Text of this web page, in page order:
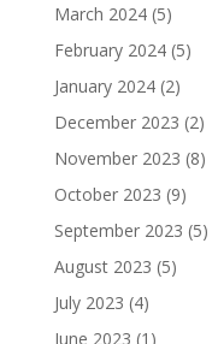
March 2024(5)
February 2024(5)
January 2024(2)
December 2023 (2)
November 2023 (8)
October 2023 (9)
September 2023 (5)
August 2023 (5)
July 2023 (4)
June 2023 (1)